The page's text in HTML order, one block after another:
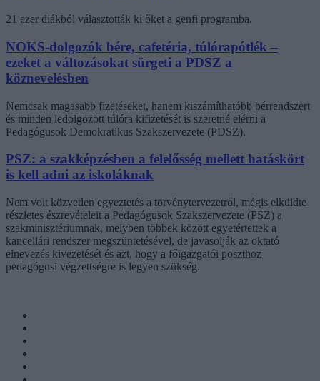
21 ezer diákból választották ki őket a genfi programba.
NOKS-dolgozók bére, cafetéria, túlórapótlék –
ezeket a változásokat sürgeti a PDSZ a
köznevelésben
Nemcsak magasabb fizetéseket, hanem kiszámíthatóbb bérrendszert
és minden ledolgozott túlóra kifizetését is szeretné elérni a
Pedagógusok Demokratikus Szakszervezete (PDSZ).
PSZ: a szakképzésben a felelősség mellett hatáskört
is kell adni az iskoláknak
Nem volt közvetlen egyeztetés a törvénytervezetről, mégis elküldte
részletes észrevételeit a Pedagógusok Szakszervezete (PSZ) a
szakminisztériumnak, melyben többek között egyetértettek a
kancellári rendszer megszüntetésével, de javasolják az oktató
elnevezés kivezetését és azt, hogy a főigazgatói poszthoz
pedagógusi végzettségre is legyen szükség.